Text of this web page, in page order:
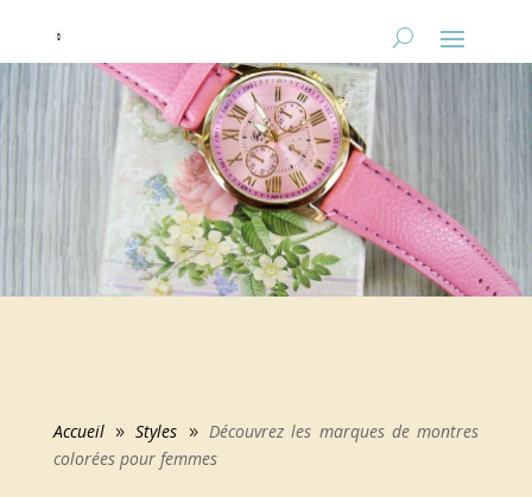
Accueil 9 Styles 9
Découvrez les marques de montres
colorées pour femmes